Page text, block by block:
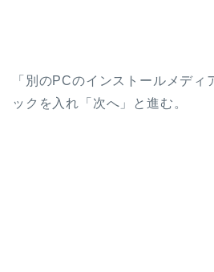
「別のPCのインストールメディ
ックを入れ「次へ」と進む。